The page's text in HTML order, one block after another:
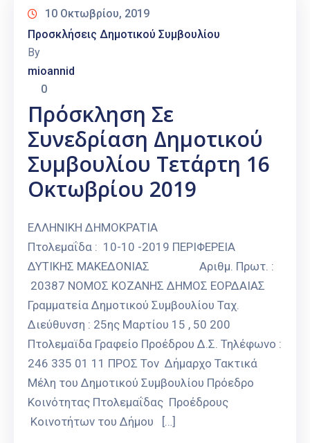
10 Οκτωβρίου, 2019
Προσκλήσεις Δημοτικού Συμβουλίου
By
mioannid
0
Πρόσκληση Σε
Συνεδρίαση Δημοτικού
Συμβουλίου Τετάρτη 16
Οκτωβρίου 2019
ΕΛΛΗΝΙΚΗ ΔΗΜΟΚΡΑΤΙΑ
Πτολεμαΐδα : 10-10 -2019 ΠΕΡΙΦΕΡΕΙΑ
ΔΥΤΙΚΗΣ ΜΑΚΕΔΟΝΙΑΣ Αριθμ. Πρωτ. :
20387 ΝΟΜΟΣ ΚΟΖΑΝΗΣ ΔΗΜΟΣ ΕΟΡΔΑΙΑΣ
Γραμματεία Δημοτικού Συμβουλίου Ταχ.
Διεύθυνση : 25ης Μαρτίου 15 , 50 200
Πτολεμαϊδα Γραφείο Προέδρου Δ.Σ. Τηλέφωνο :
246 335 01 11 ΠΡΟΣ Τον Δήμαρχο Τακτικά
Μέλη του Δημοτικού Συμβουλίου Πρόεδρο
Κοινότητας Πτολεμαΐδας Προέδρους
Κοινοτήτων του Δήμου […]